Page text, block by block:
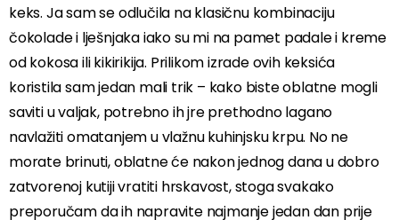
keks. Ja sam se odlučila na klasičnu kombinaciju
čokolade i lješnjaka iako su mi na pamet padale i kreme
od kokosa ili kikirikija. Prilikom izrade ovih keksića
koristila sam jedan mali trik – kako biste oblatne mogli
saviti u valjak, potrebno ih jre prethodno lagano
navlažiti omatanjem u vlažnu kuhinjsku krpu. No ne
morate brinuti, oblatne će nakon jednog dana u dobro
zatvorenoj kutiji vratiti hrskavost, stoga svakako
preporučam da ih napravite najmanje jedan dan prije